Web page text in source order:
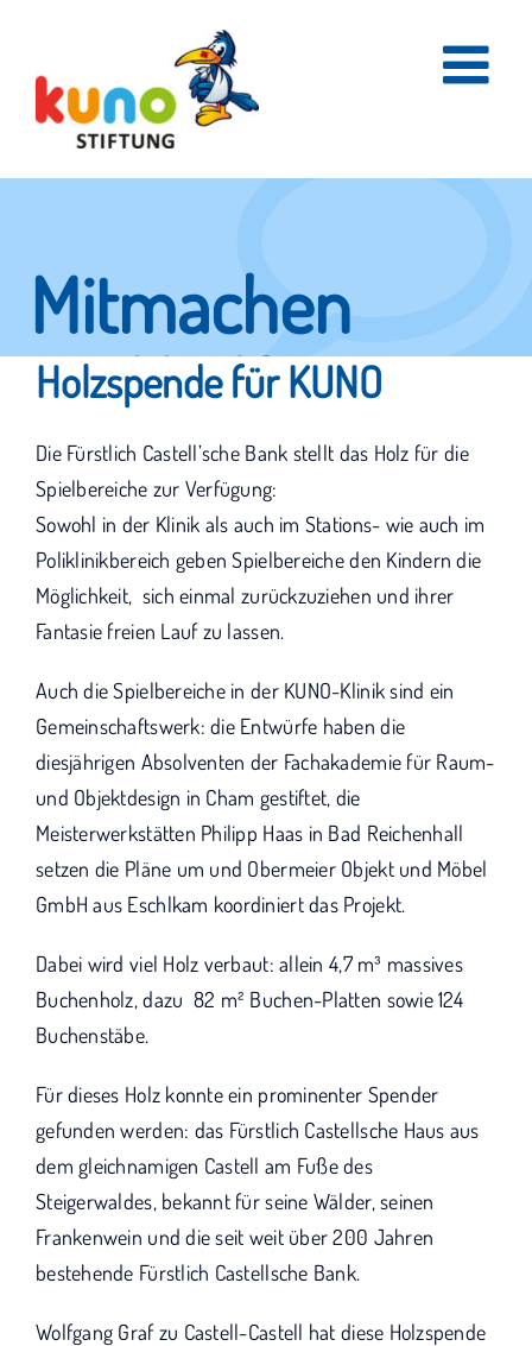
content
Mitmachen
und helfen.
Hier erfahren Sie, wie fleißige Helfer
KUNO bisher unterstützt haben.
Holzspende für KUNO
Die Fürstlich Castell’sche Bank stellt das Holz für die
Spielbereiche zur Verfügung:
Sowohl in der Klinik als auch im Stations- wie auch im
Poliklinikbereich geben Spielbereiche den Kindern die
Möglichkeit, sich einmal zurückzuziehen und ihrer
Fantasie freien Lauf zu lassen.
Auch die Spielbereiche in der KUNO-Klinik sind ein
Gemeinschaftswerk: die Entwürfe haben die
diesjährigen Absolventen der Fachakademie für Raum-
und Objektdesign in Cham gestiftet, die
Meisterwerkstätten Philipp Haas in Bad Reichenhall
setzen die Pläne um und Obermeier Objekt und Möbel
GmbH aus Eschlkam koordiniert das Projekt.
Dabei wird viel Holz verbaut: allein 4,7 m³ massives
Buchenholz, dazu 82 m² Buchen-Platten sowie 124
Buchenstäbe.
Für dieses Holz konnte ein prominenter Spender
gefunden werden: das Fürstlich Castellsche Haus aus
dem gleichnamigen Castell am Fuße des
Steigerwaldes, bekannt für seine Wälder, seinen
Frankenwein und die seit weit über 200 Jahren
bestehende Fürstlich Castellsche Bank.
Wolfgang Graf zu Castell-Castell hat diese Holzspende